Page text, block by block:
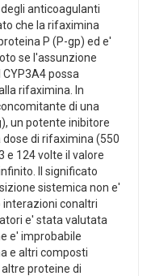
anticoagulanti
che la rifaximina
P (P-gp) ed e'
se l'assunzione
possa
rifaximina. In
di una
un potente inibitore
dose di rifaximina (550
e 124 volte il valore
Il significato
sistemica non e'
interazioni conaltri
e' stata valutata
e' improbabile
e altri composti
proteine di